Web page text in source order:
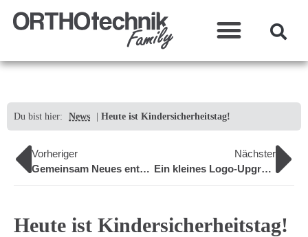
Du bist hier: News Heute ist Kindersicherheitstag!
Vorheriger
Gemeinsam Neues entdecken!
Nächster
Ein kleines Logo-Upgrade!
Heute ist Kindersicherheitstag!